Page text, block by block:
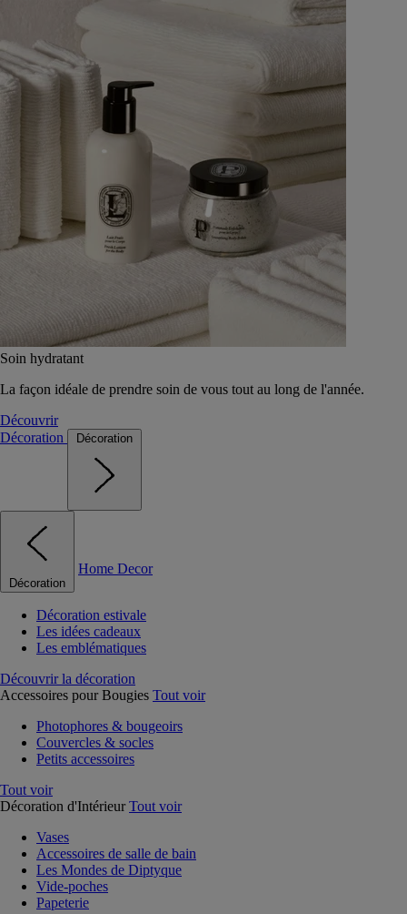
Soin hydratant
La façon idéale de prendre soin de vous tout au long de l'année.
Découvrir
Décoration
Décoration
Décoration
Home Decor
Décoration estivale
Les idées cadeaux
Les emblématiques
Découvrir la décoration
Accessoires pour Bougies Tout voir
Photophores & bougeoirs
Couvercles & socles
Petits accessoires
Tout voir
Décoration d'Intérieur Tout voir
Vases
Accessoires de salle de bain
Les Mondes de Diptyque
Vide-poches
Papeterie